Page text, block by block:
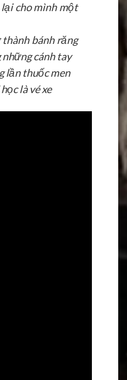
lại cho mình một
bánh răng
những cánh tay
lần thuốc men
là vé xe